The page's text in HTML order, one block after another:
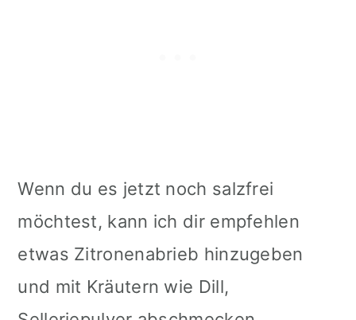
Wenn du es jetzt noch salzfrei
möchtest, kann ich dir empfehlen
etwas Zitronenabrieb hinzugeben
und mit Kräutern wie Dill,